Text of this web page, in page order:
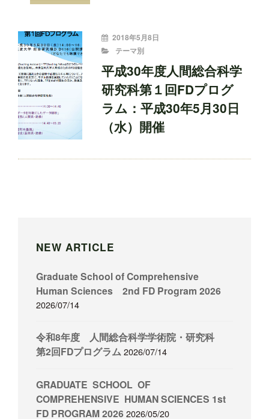
投
稿
2018年5月8日
CATEGORIES
テーマ別
平成30年度人間総合科学
研究科第１回FDプログ
ラム：平成30年5月30日
（水）開催
NEW ARTICLE
Graduate School of Comprehensive
Human Sciences 2nd FD Program 2026
2026/07/14
令和8年度 人間総合科学学術院・研究科
第2回FDプログラム2026/07/14
GRADUATE SCHOOL OF
COMPREHENSIVE HUMAN SCIENCES 1st
FD PROGRAM 2026 2026/05/20